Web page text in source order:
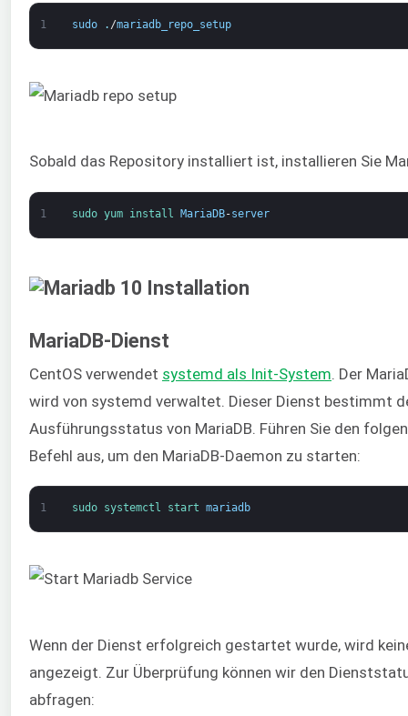
1 sudo . /mariadb_repo_setup
Sobald das Repository installiert ist, installieren Sie
1 sudo yum install MariaDB-server
MariaDB-Dienst
CentOS verwendet systemd als Init-System . Der
wird von systemd verwaltet. Dieser Dienst bestimmt
Ausführungsstatus von MariaDB. Führen Sie den
Befehl aus, um den MariaDB-Daemon zu starten:
1 sudo systemctl start mariadb
Wenn der Dienst erfolgreich gestartet wurde, wird
angezeigt. Zur Überprüfung können wir den
abfragen: